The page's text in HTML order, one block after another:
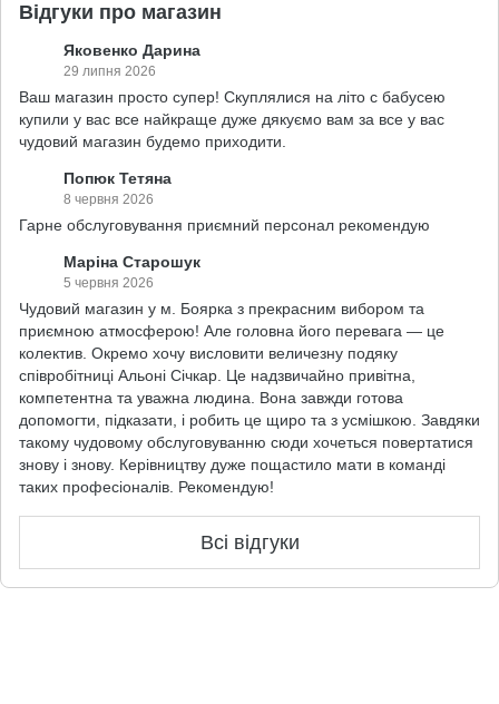
Відгуки про магазин
Яковенко Дарина
29 липня 2026
Ваш магазин просто супер! Скуплялися на літо с бабусею
купили у вас все найкраще дуже дякуємо вам за все у вас
чудовий магазин будемо приходити.
Попюк Тетяна
8 червня 2026
Гарне обслуговування приємний персонал рекомендую
Маріна Старошук
5 червня 2026
Чудовий магазин у м. Боярка з прекрасним вибором та
приємною атмосферою! Але головна його перевага — це
колектив. Окремо хочу висловити величезну подяку
співробітниці Альоні Січкар. Це надзвичайно привітна,
компетентна та уважна людина. Вона завжди готова
допомогти, підказати, і робить це щиро та з усмішкою. Завдяки
такому чудовому обслуговуванню сюди хочеться повертатися
знову і знову. Керівництву дуже пощастило мати в команді
таких професіоналів. Рекомендую!
Всі відгуки